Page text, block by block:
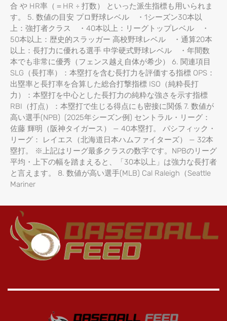
合 や HR率（＝HR ÷ 打数） といった派生指標も用いられま
す。 5. 数値の目安 プロ野球レベル ・1シーズン30本以
上：強打者クラス ・40本以上：リーグトップレベル ・
50本以上：歴史的スラッガー 高校野球レベル ・通算20本
以上：長打力に優れる選手 中学硬式野球レベル ・年間数
本でも非常に優秀（フェンス越え自体が希少） 6. 関連項目
SLG（長打率）：本塁打を含む長打力を評価する指標 OPS：
出塁率と長打率を合算した総合打撃指標 ISO（純粋長打
力）：本塁打を中心とした長打力の純粋な強さを示す指標
RBI（打点）：本塁打で生じる得点にも密接に関係 7. 数値が
高い選手(NPB) (2025年シーズン例) セントラル・リーグ：
佐藤 輝明（阪神タイガース） — 40本塁打。 パシフィック・
リーグ： レイエス（北海道日本ハムファイターズ） — 32本
塁打。 ※上記はリーグ最多クラスの数字です。NPBのリーグ
平均・上下の幅を踏まえると、「30本以上」は強力な長打者
と言えます。 8. 数値が高い選手(MLB) Cal Raleigh（Seattle
Mariner